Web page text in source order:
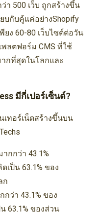
า 500 เว็บ ถูกสร้างขึ้น
บกับคู้แค่อย่างShopify
ยง 60-80 เว็บไซต์ต่อวัน
พลตฟอร์ม CMS ที่ใช้
กที่สุดในโลกและ
มีกี่เปอร์เซ็นต์?
เทอร์เน็ตสร้างขึ้นบน
ว่า 43.1% ของ
63.1% ของส่วน